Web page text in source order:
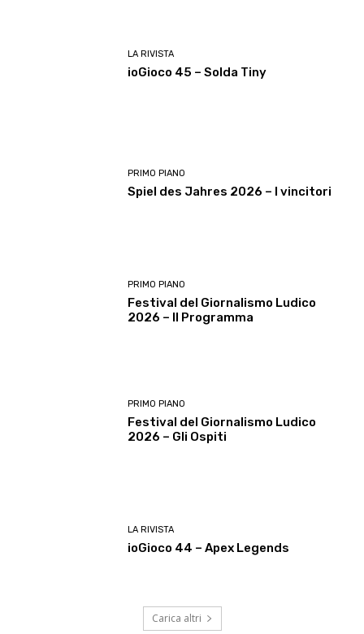
LA RIVISTA
ioGioco 45 – Solda Tiny
PRIMO PIANO
Spiel des Jahres 2026 – I vincitori
PRIMO PIANO
Festival del Giornalismo Ludico
2026 – Il Programma
PRIMO PIANO
Festival del Giornalismo Ludico
2026 – Gli Ospiti
LA RIVISTA
ioGioco 44 – Apex Legends
Carica altri